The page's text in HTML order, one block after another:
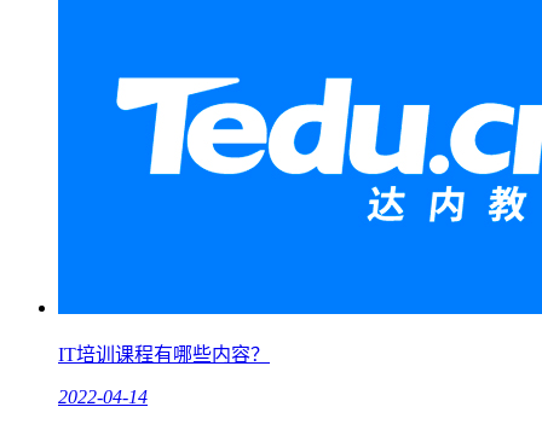
IT培训课程有哪些内容？
2022-04-14